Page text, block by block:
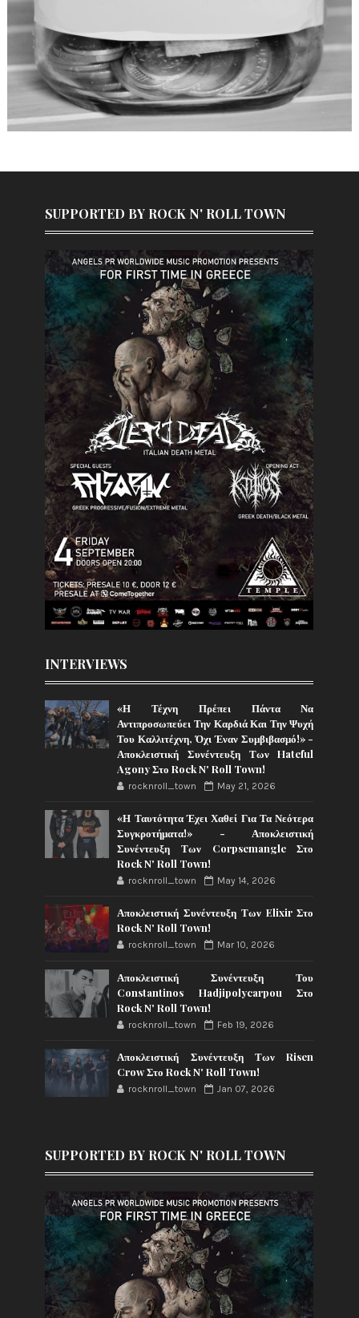
SUPPORTED BY ROCK N' ROLL TOWN
INTERVIEWS
«Η Τέχνη Πρέπει Πάντα Να
Αντιπροσωπεύει Την Καρδιά Και Την Ψυχή
Του Καλλιτέχνη, Όχι Έναν Συμβιβασμό!» -
Αποκλειστική Συνέντευξη Των Hateful
Agony Στο Rock N' Roll Town!
rocknroll_town May 21, 2026
«Η Ταυτότητα Έχει Χαθεί Για Τα Νεότερα
Συγκροτήματα!» - Αποκλειστική
Συνέντευξη Των Corpsemangle Στο
Rock N' Roll Town!
rocknroll_town May 14, 2026
Αποκλειστική Συνέντευξη Των Elixir Στο
Rock N' Roll Town!
rocknroll_town Mar 10, 2026
Αποκλειστική Συνέντευξη Του
Constantinos Hadjipolycarpou Στο
Rock N' Roll Town!
rocknroll_town Feb 19, 2026
Αποκλειστική Συνέντευξη Των Risen
Crow Στο Rock N' Roll Town!
rocknroll_town Jan 07, 2026
SUPPORTED BY ROCK N' ROLL TOWN